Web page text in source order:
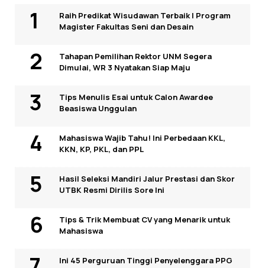
Raih Predikat Wisudawan Terbaik I Program
Magister Fakultas Seni dan Desain
Tahapan Pemilihan Rektor UNM Segera
Dimulai, WR 3 Nyatakan Siap Maju
Tips Menulis Esai untuk Calon Awardee
Beasiswa Unggulan
Mahasiswa Wajib Tahu! Ini Perbedaan KKL,
KKN, KP, PKL, dan PPL
Hasil Seleksi Mandiri Jalur Prestasi dan Skor
UTBK Resmi Dirilis Sore Ini
Tips & Trik Membuat CV yang Menarik untuk
Mahasiswa
Ini 45 Perguruan Tinggi Penyelenggara PPG